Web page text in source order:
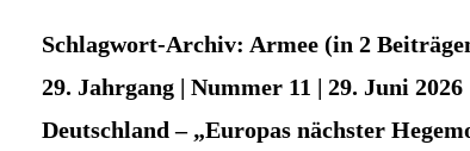
Schlagwort-Archiv: Armee (in 2
29. Jahrgang | Nummer 11 | 29. Juni 2026
Deutschland – „Europas nächster